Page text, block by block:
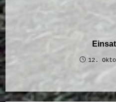
12.